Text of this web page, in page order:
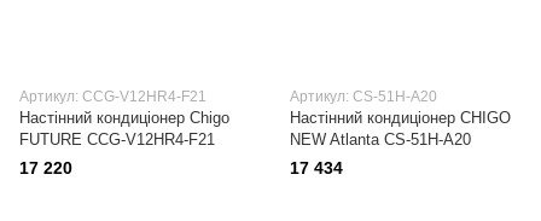
Артикул: CCG-V12HR4-F21
Настінний кондиціонер Сhigo
FUTURE CCG-V12HR4-F21
17 220
Артикул: CS-51H-A20
Настінний кондиціонер CHIGO
NEW Atlanta CS-51H-A20
17 434